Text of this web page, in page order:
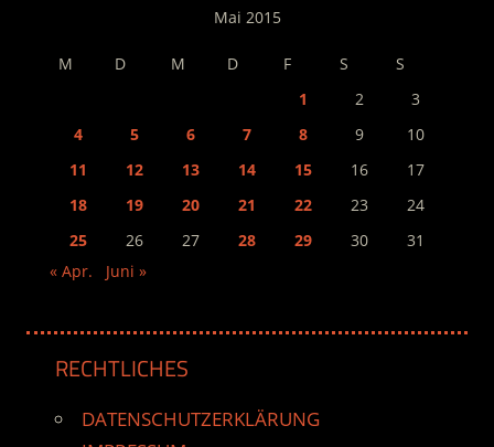
Mai 2015
M D M D F S
S
1
2
3
4
5 6 7 8 9
10
11
12 13 14 15 16
17
18
19 20 21 22 23
24
25
26 27 28 29 30
31
« Apr.
Juni »
RECHTLICHES
DATENSCHUTZERKLÄRUNG